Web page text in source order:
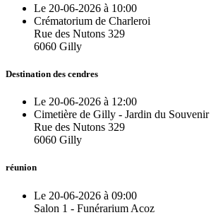
Le 20-06-2026 à 10:00
Crématorium de Charleroi
Rue des Nutons 329
6060 Gilly
Destination des cendres
Le 20-06-2026 à 12:00
Cimetière de Gilly - Jardin du Souvenir
Rue des Nutons 329
6060 Gilly
réunion
Le 20-06-2026 à 09:00
Salon 1 - Funérarium Acoz